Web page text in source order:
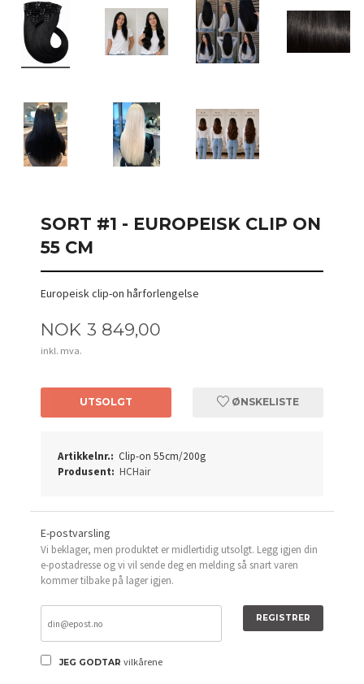
SORT #1 - EUROPEISK CLIP ON
55 CM
Europeisk clip-on hårforlengelse
Pris
NOK 3 849,00
inkl. mva.
UTSOLGT ØNSKELISTE
Artikkelnr.: Clip-on 55cm/200g
Produsent: HCHair
E-postvarsling
Vi beklager, men produktet er midlertidig utsolgt. Legg igjen din
e-postadresse og vi vil sende deg en melding så snart varen
kommer tilbake på lager igjen.
JEG GODTAR vilkårene
REGISTRER